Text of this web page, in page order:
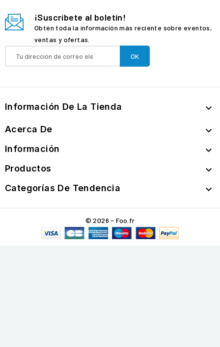
¡Suscríbete al boletín!
Obtén toda la información más reciente sobre eventos,
ventas y ofertas.
Información De La Tienda 
Acerca De 
Información 
Productos 
Categorías De Tendencia 
© 2026 - Foo.fr